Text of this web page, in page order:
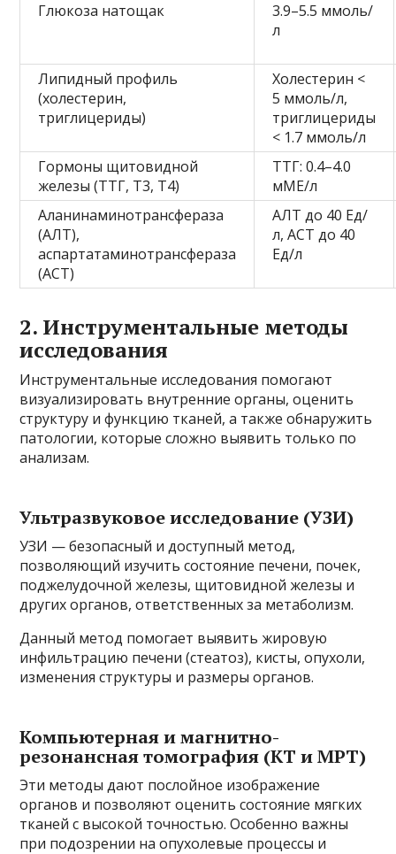
Глюкоза натощак
3.9–5.5 ммоль/
л
Липидный профиль
(холестерин,
триглицериды)
Холестерин <
5 ммоль/л,
триглицериды
< 1.7 ммоль/л
Гормоны щитовидной
железы (ТТГ, Т3, Т4)
ТТГ: 0.4–4.0
мМЕ/л
Аланинаминотрансфераза
(АЛТ),
аспартатаминотрансфераза
(АСТ)
АЛТ до 40 Ед/
л, АСТ до 40
Ед/л
2. Инструментальные методы
исследования
Инструментальные исследования помогают
визуализировать внутренние органы, оценить
структуру и функцию тканей, а также обнаружить
патологии, которые сложно выявить только по
анализам.
Ультразвуковое исследование (УЗИ)
УЗИ — безопасный и доступный метод,
позволяющий изучить состояние печени, почек,
поджелудочной железы, щитовидной железы и
других органов, ответственных за метаболизм.
Данный метод помогает выявить жировую
инфильтрацию печени (стеатоз), кисты, опухоли,
изменения структуры и размеры органов.
Компьютерная и магнитно-
резонансная томография (КТ и МРТ)
Эти методы дают послойное изображение
органов и позволяют оценить состояние мягких
тканей с высокой точностью. Особенно важны
при подозрении на опухолевые процессы и